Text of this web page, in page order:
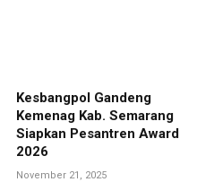
Kesbangpol Gandeng
Kemenag Kab. Semarang
Siapkan Pesantren Award
2026
November 21, 2025